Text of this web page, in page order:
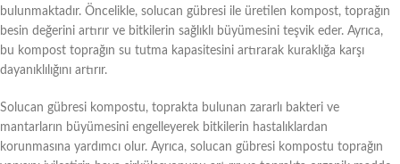
bulunmaktadır. Öncelikle, solucan gübresi ile üretilen kompost, toprağın
besin değerini artırır ve bitkilerin sağlıklı büyümesini teşvik eder. Ayrıca,
bu kompost toprağın su tutma kapasitesini artırarak kuraklığa karşı
dayanıklılığını artırır.
Solucan gübresi kompostu, toprakta bulunan zararlı bakteri ve
mantarların büyümesini engelleyerek bitkilerin hastalıklardan
korunmasına yardımcı olur. Ayrıca, solucan gübresi kompostu toprağın